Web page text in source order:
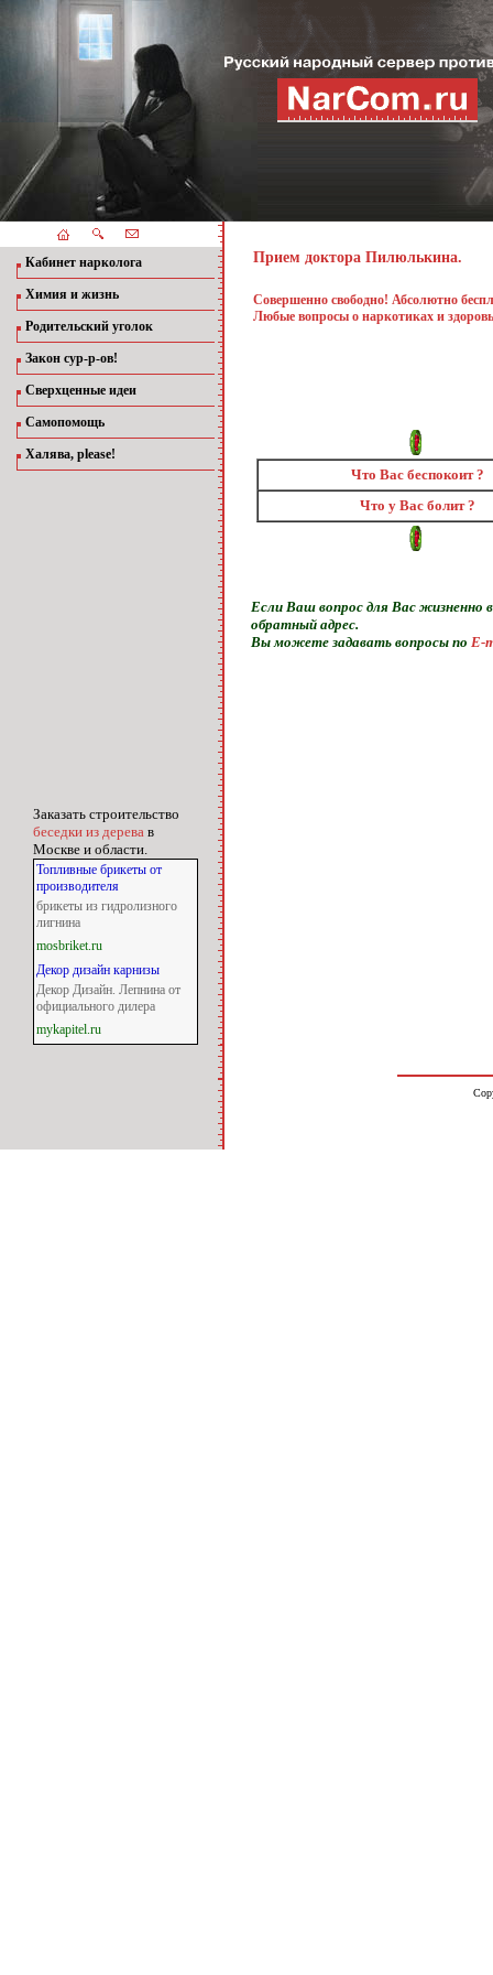
Кабинет нарколога
Химия и жизнь
Родительский уголок
Закон сур-р-ов!
Сверхценные идеи
Самопомощь
Халява, please!
Заказать строительство
беседки из дерева в
Москве и области.
Топливные брикеты от
производителя
брикеты из гидролизного
лигнина
mosbriket.ru
Декор дизайн карнизы
Декор Дизайн. Лепнина от
официального дилера
mykapitel.ru
Прием доктора Пилюлькина.
Совершенно свободно! Абсолютно
Любые вопросы о наркотиках и
Что Вас беспокоит ?
Что у Вас болит ?
Если Ваш вопрос для Вас жизненно
обратный адрес.
Вы можете задавать вопросы по E-